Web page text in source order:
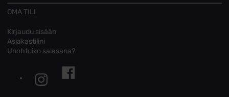
OMA TILI
Kirjaudu sisään
Asiakastilini
Unohtuiko salasana?